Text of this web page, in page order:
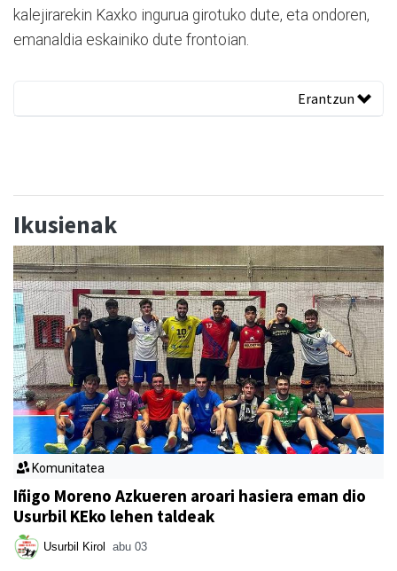
kalejirarekin Kaxko ingurua girotuko dute, eta ondoren,
emanaldia eskainiko dute frontoian.
Erantzun
Ikusienak
Komunitatea
Iñigo Moreno Azkueren aroari hasiera eman dio
Usurbil KEko lehen taldeak
Usurbil Kirol abu 03